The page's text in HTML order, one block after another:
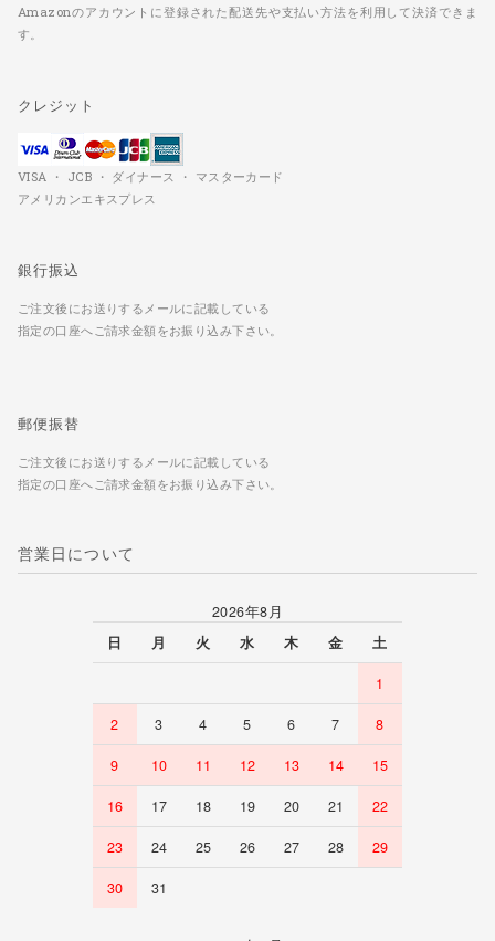
Amazonのアカウントに登録された配送先や支払い方法を利用して決済できま
す。
クレジット
VISA ・ JCB ・ ダイナース ・ マスターカード
アメリカンエキスプレス
銀行振込
ご注文後にお送りするメールに記載している
指定の口座へご請求金額をお振り込み下さい。
郵便振替
ご注文後にお送りするメールに記載している
指定の口座へご請求金額をお振り込み下さい。
営業日について
2026年8月
日
月 火 水 木 金 土
1
2 3 4 5 6 7 8
9 10 11 12 13 14 15
16 17 18 19 20 21 22
23 24 25 26 27 28 29
30 31